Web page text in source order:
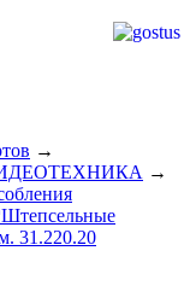
→
→
31.220.20